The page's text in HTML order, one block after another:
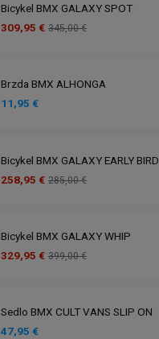
Bicykel BMX GALAXY SPOT
309,95 € 345,00 €
Brzda BMX ALHONGA
11,95 €
Bicykel BMX GALAXY EARLY BIRD
258,95 € 285,00 €
Bicykel BMX GALAXY WHIP
329,95 € 399,00 €
Sedlo BMX CULT VANS SLIP ON
47,95 €